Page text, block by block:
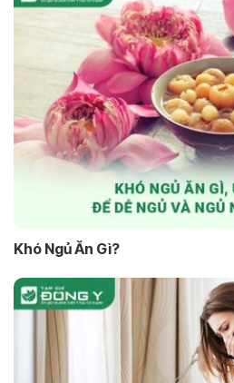
Khó Ngủ Ăn Gì?